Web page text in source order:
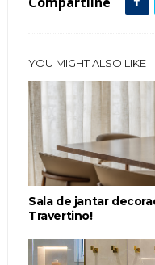
YOU MIGHT ALSO LIKE
Sala de jantar
Travertino!